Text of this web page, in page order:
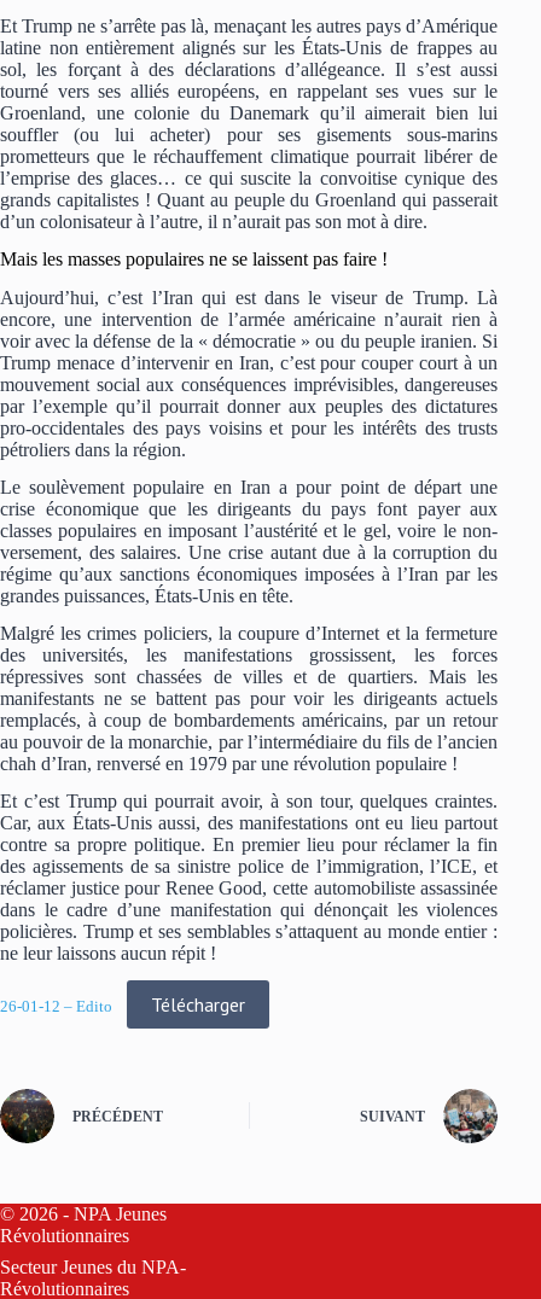
Et Trump ne s’arrête pas là, menaçant les autres pays d’Amérique
latine non entièrement alignés sur les États-Unis de frappes au
sol, les forçant à des déclarations d’allégeance. Il s’est aussi
tourné vers ses alliés européens, en rappelant ses vues sur le
Groenland, une colonie du Danemark qu’il aimerait bien lui
souffler (ou lui acheter) pour ses gisements sous-marins
prometteurs que le réchauffement climatique pourrait libérer de
l’emprise des glaces… ce qui suscite la convoitise cynique des
grands capitalistes ! Quant au peuple du Groenland qui passerait
d’un colonisateur à l’autre, il n’aurait pas son mot à dire.
Mais les masses populaires ne se laissent pas faire !
Aujourd’hui, c’est l’Iran qui est dans le viseur de Trump. Là
encore, une intervention de l’armée américaine n’aurait rien à
voir avec la défense de la « démocratie » ou du peuple iranien. Si
Trump menace d’intervenir en Iran, c’est pour couper court à un
mouvement social aux conséquences imprévisibles, dangereuses
par l’exemple qu’il pourrait donner aux peuples des dictatures
pro-occidentales des pays voisins et pour les intérêts des trusts
pétroliers dans la région.
Le soulèvement populaire en Iran a pour point de départ une
crise économique que les dirigeants du pays font payer aux
classes populaires en imposant l’austérité et le gel, voire le non-
versement, des salaires. Une crise autant due à la corruption du
régime qu’aux sanctions économiques imposées à l’Iran par les
grandes puissances, États-Unis en tête.
Malgré les crimes policiers, la coupure d’Internet et la fermeture
des universités, les manifestations grossissent, les forces
répressives sont chassées de villes et de quartiers. Mais les
manifestants ne se battent pas pour voir les dirigeants actuels
remplacés, à coup de bombardements américains, par un retour
au pouvoir de la monarchie, par l’intermédiaire du fils de l’ancien
chah d’Iran, renversé en 1979 par une révolution populaire !
Et c’est Trump qui pourrait avoir, à son tour, quelques craintes.
Car, aux États-Unis aussi, des manifestations ont eu lieu partout
contre sa propre politique. En premier lieu pour réclamer la fin
des agissements de sa sinistre police de l’immigration, l’ICE, et
réclamer justice pour Renee Good, cette automobiliste assassinée
dans le cadre d’une manifestation qui dénonçait les violences
policières. Trump et ses semblables s’attaquent au monde entier :
ne leur laissons aucun répit !
26-01-12 – Edito Télécharger
PRÉCÉDENT SUIVANT
© 2026 - NPA Jeunes
Révolutionnaires
Secteur Jeunes du NPA-
Révolutionnaires